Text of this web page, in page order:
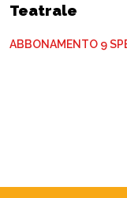
Teatrale
ABBONAMENTO 9